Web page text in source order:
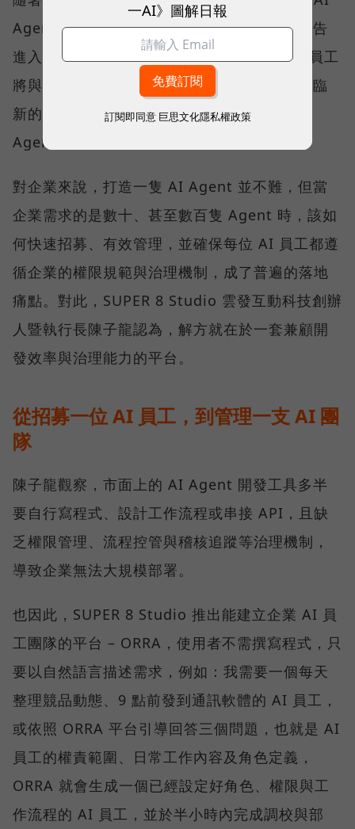
Agent將接管工作流程」，企業營運已正式宣告
進入 AI 代理人時代。在可預見的未來，真人員工
將與大量 AI Agent 協同工作，而企業也將面臨
新的挑戰—如何規模化部署與管理這些 AI
Agent。
對企業來說，打造一隻 AI Agent 並不難，但當
企業需求的是數十、甚至數百隻 Agent 時，該如
何快速招募、有效管理，並確保每位 AI 員工都遵
循企業的權限規範與治理機制，成了普遍的落地
痛點。對此，SUPER 8 Studio 雲發互動科技創辦
人暨執行長陳子龍認為，解方就在於一套兼顧開
發效率與治理能力的平台。
從招募一位 AI 員工，到管理一支 AI 團
隊
陳子龍觀察，市面上的 AI Agent 開發工具多半
要自行寫程式、設計工作流程或串接 API，且缺
乏權限管理、流程控管與稽核追蹤等治理機制，
導致企業無法大規模部署。
也因此，SUPER 8 Studio 推出能建立企業 AI 員
工團隊的平台 – ORRA，使用者不需撰寫程式，只
要以自然語言描述需求，例如：我需要一個每天
整理競品動態、9 點前發到通訊軟體的 AI 員工，
或依照 ORRA 平台引導回答三個問題，也就是 AI
員工的權責範圍、日常工作內容及角色定義，
ORRA 就會生成一個已經設定好角色、權限與工
作流程的 AI 員工，並於半小時內完成調校與部
一AI》圖解日報
訂閱即同意 巨思文化隱私權政策